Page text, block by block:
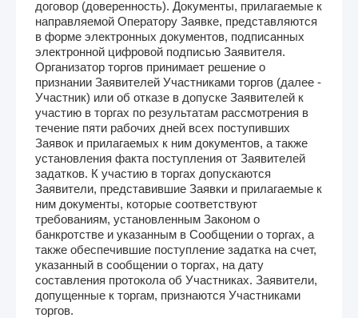
договор (доверенность). Документы, прилагаемые к
направляемой Оператору Заявке, представляются
в форме электронных документов, подписанных
электронной цифровой подписью Заявителя.
Организатор торгов принимает решение о
признании Заявителей Участниками торгов (далее -
Участник) или об отказе в допуске Заявителей к
участию в торгах по результатам рассмотрения в
течение пяти рабочих дней всех поступивших
Заявок и прилагаемых к ним документов, а также
установления факта поступления от Заявителей
задатков. К участию в торгах допускаются
Заявители, представившие Заявки и прилагаемые к
ним документы, которые соответствуют
требованиям, установленным Законом о
банкротстве и указанным в Сообщении о торгах, а
также обеспечившие поступление задатка на счет,
указанный в сообщении о торгах, на дату
составления протокола об Участниках. Заявители,
допущенные к торгам, признаются Участниками
торгов.